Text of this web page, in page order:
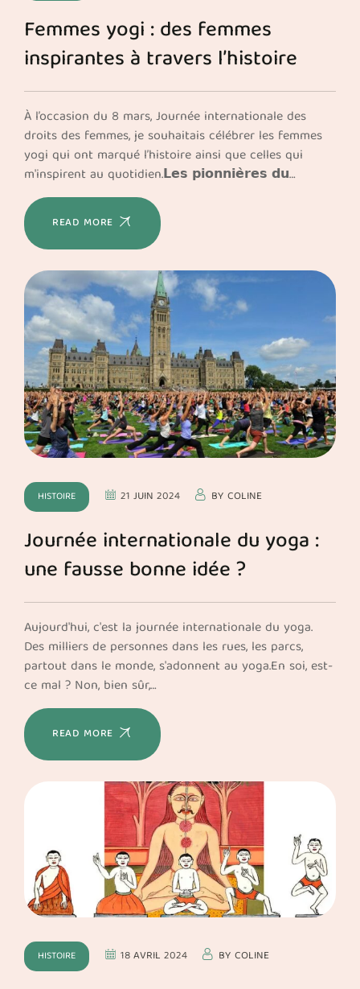
Femmes yogi : des femmes
inspirantes à travers l’histoire
À l’occasion du 8 mars, Journée internationale des
droits des femmes, je souhaitais célébrer les femmes
yogi qui ont marqué l’histoire ainsi que celles qui
m'inspirent au quotidien.𝗟𝗲𝘀 𝗽𝗶𝗼𝗻𝗻𝗶𝗲̀𝗿𝗲𝘀 𝗱𝘂…
READ MORE
HISTOIRE 21 JUIN 2024 BY COLINE
Journée internationale du yoga :
une fausse bonne idée ?
Aujourd'hui, c'est la journée internationale du yoga.
Des milliers de personnes dans les rues, les parcs,
partout dans le monde, s'adonnent au yoga.En soi, est-
ce mal ? Non, bien sûr,…
READ MORE
HISTOIRE 18 AVRIL 2024 BY COLINE